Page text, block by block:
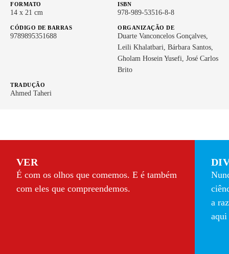
FORMATO
14 x 21 cm
ISBN
978-989-53516-8-8
CÓDIGO DE BARRAS
9789895351688
ORGANIZAÇÃO DE
Duarte Vanconcelos Gonçalves,
Leili Khalatbari, Bárbara Santos,
Gholam Hosein Yusefi, José Carlos
Brito
TRADUÇÃO
Ahmed Taheri
VER
É com os olhos que comemos. E é também
com eles que compreendemos.
a
aqui